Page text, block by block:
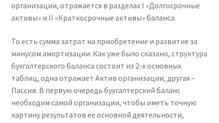
организации, отражается в разделах I «Долгосрочные
активы» и II «Краткосрочные активы» баланса.
То есть сумма затрат на приобретение и развитие за
минусом амортизации. Как уже было сказано, структура
бухгалтерского баланса состоит из 2-х основных
таблиц, одна отражает Актив организации, другая –
Пассив. В первую очередь бухгалтерский баланс
необходим самой организации, чтобы иметь точную
картину результатов ее основной деятельности,